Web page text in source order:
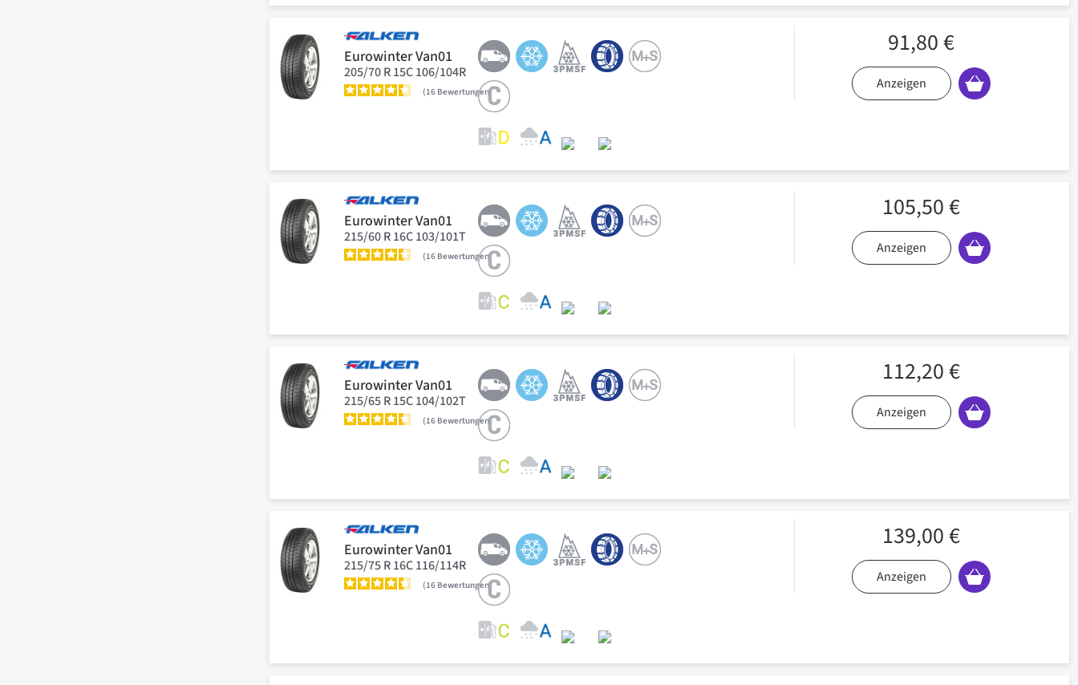
Eurowinter Van01
205/70 R 15C 106/104R
16 Bewertungen
91,80 €
Anzeigen
Eurowinter Van01
215/60 R 16C 103/101T
16 Bewertungen
105,50 €
Anzeigen
Eurowinter Van01
215/65 R 15C 104/102T
16 Bewertungen
112,20 €
Anzeigen
Eurowinter Van01
215/75 R 16C 116/114R
16 Bewertungen
139,00 €
Anzeigen